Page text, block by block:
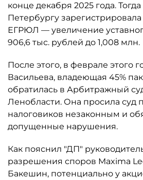
конце декабря 2025 года.
Петербургу
ЕГРЮЛ — увеличение
906,6 тыс. рублей до 1,008 млн.
После этого, в феврале этого
Васильева, владеющая 45%
обратилась в Арбитражный
Ленобласти. Она просила суд
налоговиков незаконным и
допущенные нарушения.
Как пояснил "ДП"
разрешения споров Maxima
Бакешин, потенциально у